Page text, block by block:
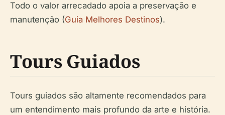
Todo o valor arrecadado apoia a preservação e
manutenção (Guia Melhores Destinos).
Tours Guiados
Tours guiados são altamente recomendados para
um entendimento mais profundo da arte e história.